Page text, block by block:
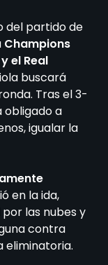
del partido de
Champions
el Real
buscará
Tras el 3-
obligado a
igualar la
en la ida,
las nubes y
contra
eliminatoria.